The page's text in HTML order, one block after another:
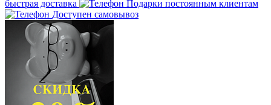
быстрая доставка
Подарки постоянным клиентам
Доступен самовывоз